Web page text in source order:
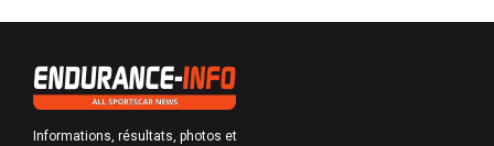
Informations, résultats, photos et